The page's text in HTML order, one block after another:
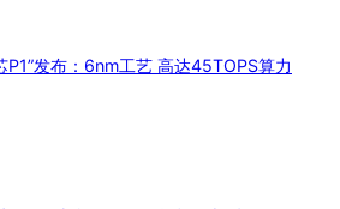
P1”发布：6nm工艺 高达45TOPS算力